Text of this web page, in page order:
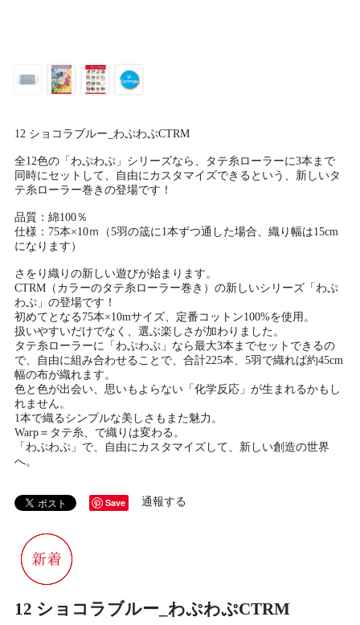
12 ショコラブルー_わぷわぷCTRM
12 ショコラブルー_わぷわぷCTRM
全12色の「わぷわぷ」シリーズなら、タテ糸ローラーに3本まで
同時にセットして、自由にカスタマイズできるという、新しいタ
テ糸ローラー巻きの登場です！
品質：綿100％
仕様：75本×10ｍ（5羽の筬に1本ずつ通した場合、織り幅は15cm
になります）
さをり織りの新しい遊びが始まります。
CTRM（カラーのタテ糸ローラー巻き）の新しいシリーズ「わぷ
わぷ」の登場です！
初めてとなる75本×10mサイズ、定番コットン100%を使用。
扱いやすいだけでなく、選ぶ楽しさが加わりました。
タテ糸ローラーに「わぷわぷ」なら最大3本までセットできるの
で、自由に組み合わせることで、合計225本、5羽で織れば約45cm
幅の布が織れます。
色と色が出会い、思いもよらない「化学反応」が生まれるかもし
れません。
1本で織るシンプルな美しさもまた魅力。
Warp＝タテ糸、で織りは変わる。
「わぷわぷ」で、自由にカスタマイズして、新しい創造の世界
へ。
Save 通報する